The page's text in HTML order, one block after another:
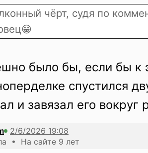
чёрт, судя по
было бы, если бы к
спустился
и завязал его вокруг
• На сайте 9 лет